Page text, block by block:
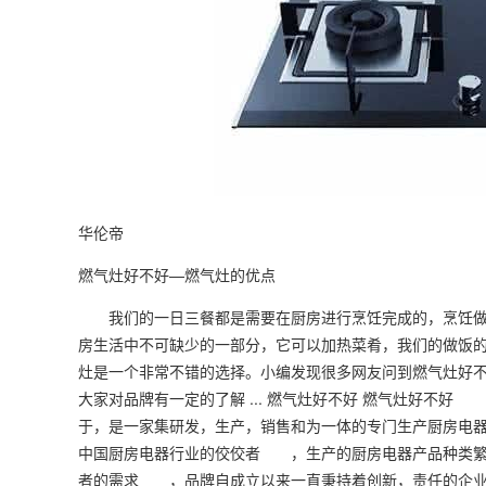
华伦帝
燃气灶好不好—燃气灶的优点
我们的一日三餐都是需要在厨房进行烹饪完成的，烹饪
房生活中不可缺少的一部分，它可以加热菜肴，我们的做
灶是一个非常不错的选择。小编发现很多网友问到燃气灶
大家对品牌有一定的了解 ... 燃气灶好不好 燃气灶好不
于，是一家集研发，生产，销售和为一体的专门生产厨房
中国厨房电器行业的佼佼者 ，生产的厨房电器产品种类
者的需求 ，品牌自成立以来一直秉持着创新，责任的企